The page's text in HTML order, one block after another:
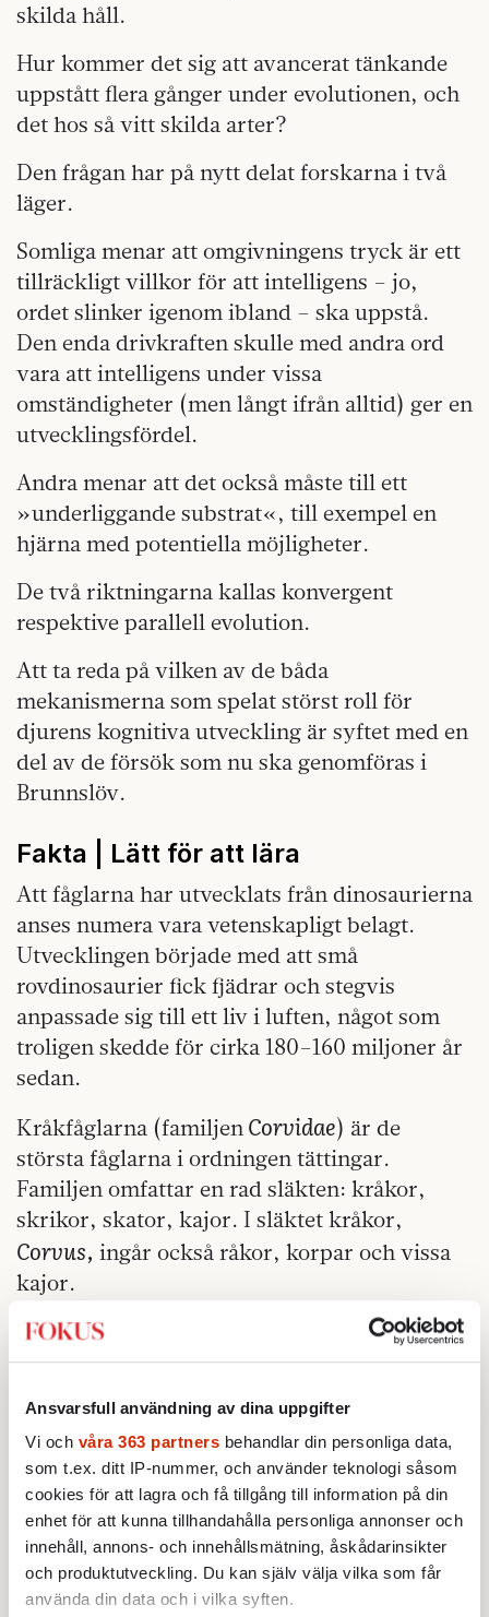
Ansvarsfull användning av dina uppgifter
Vi och våra 363 partners behandlar din personliga data,
som t.ex. ditt IP-nummer, och använder teknologi såsom
cookies för att lagra och få tillgång till information på din
enhet för att kunna tillhandahålla personliga annonser och
innehåll, annons- och innehållsmätning, åskådarinsikter
och produktutveckling. Du kan själv välja vilka som får
använda din data och i vilka syften.
skilda håll.
Hur kommer det sig att avancerat tänkande
uppstått flera gånger under evolutionen, och
det hos så vitt skilda arter?
Den frågan har på nytt delat forskarna i två
läger.
Somliga menar att omgivningens tryck är ett
tillräckligt villkor för att intelligens – jo,
ordet slinker igenom ibland – ska uppstå.
Den enda drivkraften skulle med andra ord
vara att intelligens under vissa
omständigheter (men långt ifrån alltid) ger en
utvecklingsfördel.
Andra menar att det också måste till ett
»underliggande substrat«, till exempel en
hjärna med potentiella möjligheter.
De två riktningarna kallas konvergent
respektive parallell evolution.
Att ta reda på vilken av de båda
mekanismerna som spelat störst roll för
djurens kognitiva utveckling är syftet med en
del av de försök som nu ska genomföras i
Brunnslöv.
Fakta | Lätt för att lära
Att fåglarna har utvecklats från dinosaurierna
anses numera vara vetenskapligt belagt.
Utvecklingen började med att små
rovdinosaurier fick fjädrar och stegvis
anpassade sig till ett liv i luften, något som
troligen skedde för cirka 180–160 miljoner år
sedan.
Kråkfåglarna (familjenCorvidae) är de
största fåglarna i ordningen tättingar.
Familjen omfattar en rad släkten: kråkor,
skrikor, skator, kajor. I släktet kråkor,
Corvus, ingår också råkor, korpar och vissa
kajor.
De flesta kråkfåglar anses genomgående ha
en social läggning och förhållandevis gott
Men det finns också påtagliga skillnader i
beteendet mellan arterna. Råkor är till
exempel mycket skyggare och mer
reserverade än vad korpar är.